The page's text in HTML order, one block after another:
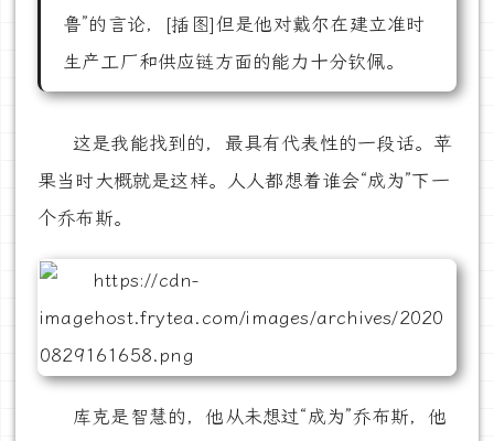
鲁”的言论，[插图]但是他对戴尔在建立准时
生产工厂和供应链方面的能力十分钦佩。
这是我能找到的，最具有代表性的一段话。苹
果当时大概就是这样。人人都想着谁会“成为”下一
个乔布斯。
库克是智慧的，他从未想过“成为”乔布斯，他